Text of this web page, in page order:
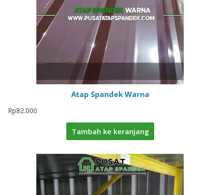
Atap Spandek Warna
Rp82.000
Tambah ke keranjang